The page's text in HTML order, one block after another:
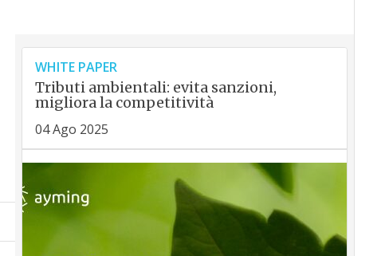
WHITE PAPER
Tributi ambientali: evita sanzioni,
migliora la competitività
04 Ago 2025